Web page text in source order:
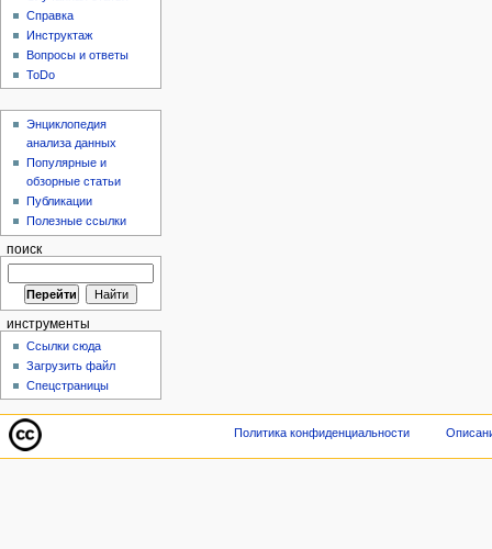
Справка
Инструктаж
Вопросы и ответы
ToDo
Энциклопедия
анализа данных
Популярные и
обзорные статьи
Публикации
Полезные ссылки
поиск
инструменты
Ссылки сюда
Загрузить файл
Спецстраницы
Политика конфиденциальности